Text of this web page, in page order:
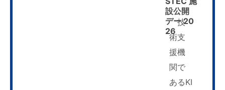
設公開
デー 20
26
技
術支
援機
関で
あるKI